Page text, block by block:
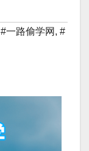
#一路偷学网 , #